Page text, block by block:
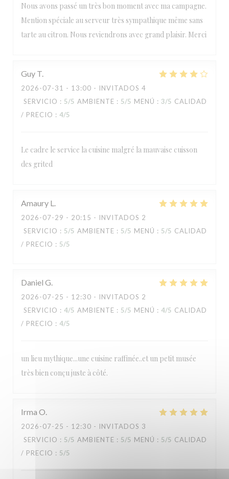
Nous avons passé un très bon moment avec ma campagne.
Mention spéciale au serveur très sympathique même sans
tarte au citron. Nous reviendrons avec grand plaisir. Merci
Guy T
2026-07-31 - 13:00 - INVITADOS 4
SERVICIO : 5/5 AMBIENTE : 5/5 MENÚ : 3/5 CALIDAD
/ PRECIO : 4/5
Le cadre le service la cuisine malgré la mauvaise cuisson
des grited
Amaury L
2026-07-29 - 20:15 - INVITADOS 2
SERVICIO : 5/5 AMBIENTE : 5/5 MENÚ : 5/5 CALIDAD
/ PRECIO : 5/5
Daniel G
2026-07-25 - 12:30 - INVITADOS 2
SERVICIO : 4/5 AMBIENTE : 5/5 MENÚ : 4/5 CALIDAD
/ PRECIO : 4/5
un lieu mythique...une cuisine raffinée..et un petit musée
très bien conçu juste à côté.
Irma O
2026-07-25 - 12:30 - INVITADOS 3
SERVICIO : 5/5 AMBIENTE : 5/5 MENÚ : 5/5 CALIDAD
/ PRECIO : 5/5
RESTAURANT MAISON FOURNAISE